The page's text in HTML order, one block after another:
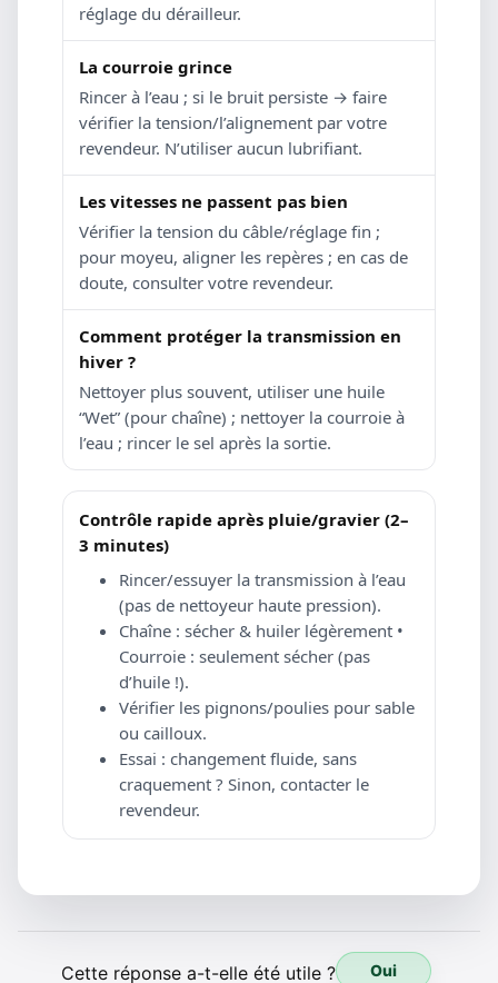
réglage du dérailleur.
La courroie grince
Rincer à l’eau ; si le bruit persiste → faire
vérifier la tension/l’alignement par votre
revendeur. N’utiliser aucun lubrifiant.
Les vitesses ne passent pas bien
Vérifier la tension du câble/réglage fin ;
pour moyeu, aligner les repères ; en cas de
doute, consulter votre revendeur.
Comment protéger la transmission en
hiver ?
Nettoyer plus souvent, utiliser une huile
“Wet” (pour chaîne) ; nettoyer la courroie à
l’eau ; rincer le sel après la sortie.
Contrôle rapide après pluie/gravier (2–
3 minutes)
Rincer/essuyer la transmission à l’eau
(pas de nettoyeur haute pression).
Chaîne : sécher & huiler légèrement •
Courroie : seulement sécher (pas
d’huile !).
Vérifier les pignons/poulies pour sable
ou cailloux.
Essai : changement fluide, sans
craquement ? Sinon, contacter le
revendeur.
Cette réponse a-t-elle été utile ? Oui